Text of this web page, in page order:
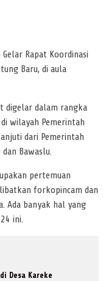
Rapat Koordinasi
Baru, di aula
digelar dalam rangka
wilayah Pemerintah
dari Pemerintah
Bawaslu.
pertemuan
forkopincam dan
Ada banyak hal yang
ini.
Desa Kareke